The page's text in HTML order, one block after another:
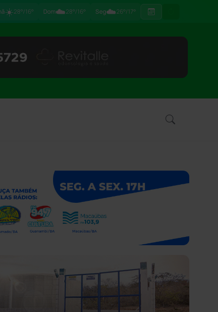
☀️28°/16° Dom☁️28°/16° Seg☁️26°/17°